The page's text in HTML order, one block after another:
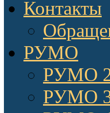
Контакты
РУМО
РУМО
РУМО